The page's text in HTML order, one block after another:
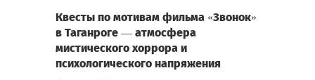
Квесты по мотивам фильма «Звонок»
в Таганроге — атмосфера
мистического хоррора и
психологического напряжения